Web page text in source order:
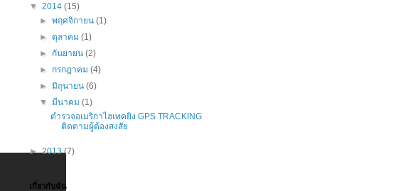
▼ 2014 (15)
►พฤศจิกายน(1)
►ตุลาคม(1)
► กันยายน(2)
► กรกฎาคม(4)
►มิถุนายน(6)
▼มีนาคม(1)
ตำรวจอเมริกาไฮเทคยิง GPS TRACKING
ติดตามผู้ต้องสงสัย
►2013(7)
เกี่ยวกับฉัน